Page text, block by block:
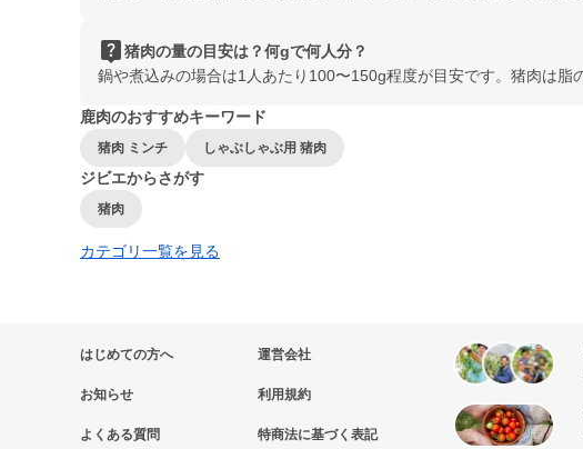
live_help猪肉の量の目安は？何gで何人分？
鍋や煮込みの場合は1人あたり100〜150g程度が目安です。猪肉は脂
鹿肉のおすすめキーワード
猪肉 ミンチ しゃぶしゃぶ用 猪肉
ジビエからさがす
猪肉
カテゴリ一覧を見る
はじめての方へ
お知らせ
よくある質問
運営会社
利用規約
特商法に基づく表記